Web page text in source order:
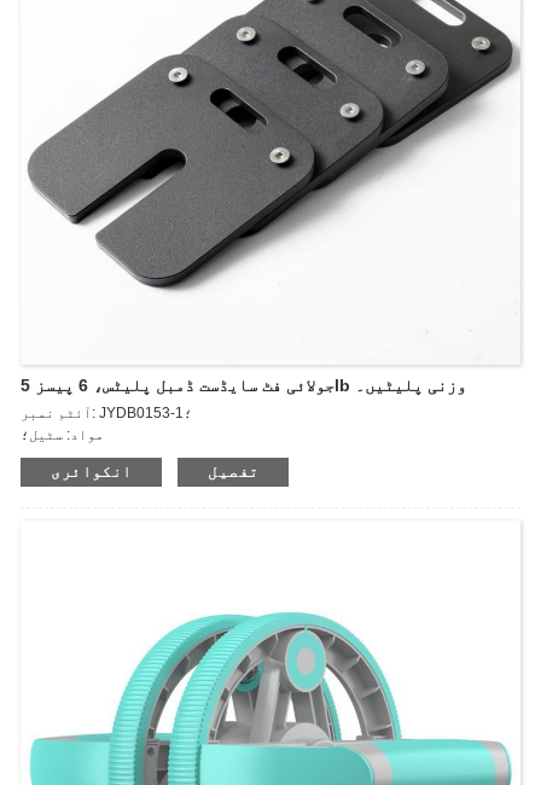
جولائی فٹ سایڈست ڈمبل پلیٹس، 6 پیسز 5lb وزنی پلیٹیں۔
آئٹم نمبر: JYDB0153-1؛
مواد: سٹیل؛
وزن: 5lb
انکوائری تفصیل